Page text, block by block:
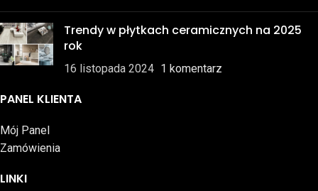
Trendy w płytkach ceramicznych na 2025
rok
16 listopada 2024 1 komentarz
PANEL KLIENTA
Mój Panel
Zamówienia
LINKI